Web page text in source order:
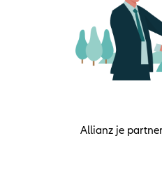
Allianz je